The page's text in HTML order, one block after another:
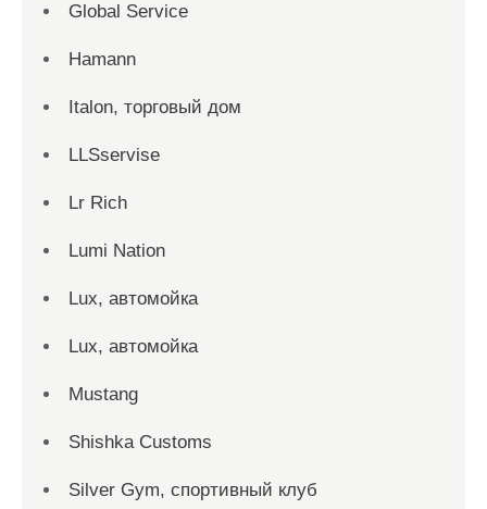
Global Service
Hamann
Italon, торговый дом
LLSservise
Lr Rich
Lumi Nation
Lux, автомойка
Lux, автомойка
Mustang
Shishka Customs
Silver Gym, спортивный клуб